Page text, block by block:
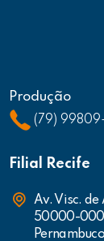
Produção
(79)
Filial Recife
Av. Visc. de
50000-000